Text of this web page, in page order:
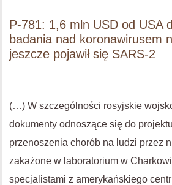
P-781: 1,6 mln USD od USA
badania nad koronawirusem
jeszcze pojawił się SARS-2
(…) W szczególności rosyjskie
dokumenty odnoszące się do
przenoszenia chorób na ludzi przez
zakażone w laboratorium w
specjalistami z amerykańskiego